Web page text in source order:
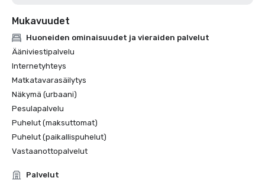
Mukavuudet
Huoneiden ominaisuudet ja vieraiden palvelut
Ääniviestipalvelu
Internetyhteys
Matkatavarasäilytys
Näkymä (urbaani)
Pesulapalvelu
Puhelut (maksuttomat)
Puhelut (paikallispuhelut)
Vastaanottopalvelut
Palvelut